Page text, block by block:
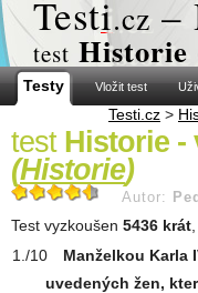
Testi.cz –
test Historie
Testy Vložit test
Testi.cz >
test Historie -
(Historie)
Autor:
Test vyzkoušen 5436 krát
Manželkou Karla
uvedených žen,